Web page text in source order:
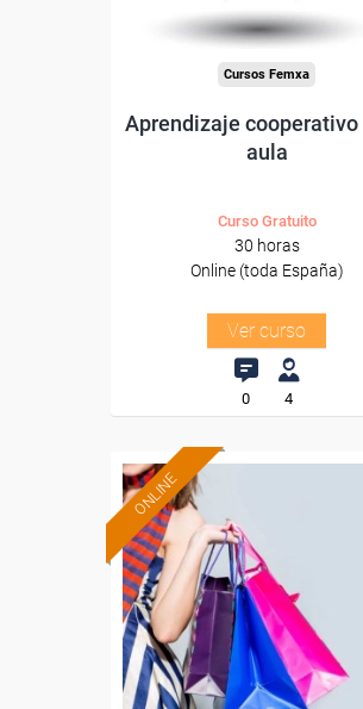
Cursos Femxa
Aprendizaje cooperativo
aula
Curso Gratuito
30 horas
Online (toda España)
Ver curso
0 4
ONLINE
Formación 100%
subvencionada.
Para desempleados,
trabajadores y autónomos.
Sector
-Grandes Almacenes.